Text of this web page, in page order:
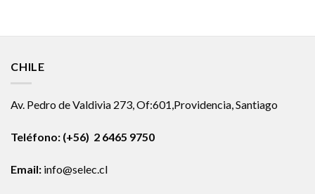
CHILE
Av. Pedro de Valdivia 273, Of:601,Providencia, Santiago
Teléfono: (+56) 2 6465 9750
Email: info@selec.cl